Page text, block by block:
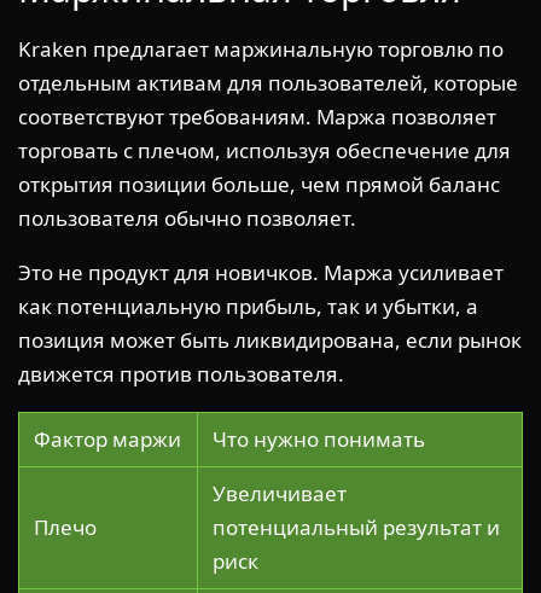
Kraken предлагает маржинальную торговлю по
отдельным активам для пользователей, которые
соответствуют требованиям. Маржа позволяет
торговать с плечом, используя обеспечение для
открытия позиции больше, чем прямой баланс
пользователя обычно позволяет.
Это не продукт для новичков. Маржа усиливает
как потенциальную прибыль, так и убытки, а
позиция может быть ликвидирована, если рынок
движется против пользователя.
Фактор маржи Что нужно понимать
Плечо
Увеличивает
потенциальный результат и
риск